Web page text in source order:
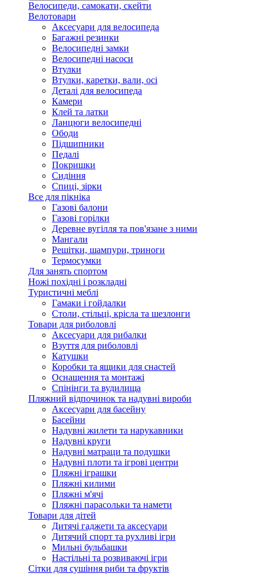
Велосипеди, самокати, скейти
Велотовари
Аксесуари для велосипеда
Багажні резинки
Велосипедні замки
Велосипедні насоси
Втулки
Втулки, каретки, вали, осі
Деталі для велосипеда
Камери
Клей та латки
Ланцюги велосипедні
Ободи
Підшипники
Педалі
Покришки
Сидіння
Спиці, зірки
Все для пікніка
Газові балони
Газові горілки
Деревне вугілля та пов'язане з ними
Мангали
Решітки, шампури, триноги
Термосумки
Для занять спортом
Ножі похідні і розкладні
Туристичні меблі
Гамаки і гойдалки
Столи, стільці, крісла та шезлонги
Товари для риболовлі
Аксесуари для рибалки
Взуття для риболовлі
Катушки
Коробки та ящики для снастей
Оснащення та монтажі
Спінінги та вудилища
Пляжний відпочинок та надувні вироби
Аксесуари для басейну
Басейни
Надувні жилети та нарукавники
Надувні круги
Надувні матраци та подушки
Надувні плоти та ігрові центри
Пляжні іграшки
Пляжні килими
Пляжні м'ячі
Пляжні парасольки та намети
Товари для дітей
Дитячі гаджети та аксесуари
Дитячий спорт та рухливі ігри
Мильні бульбашки
Настільні та розвиваючі ігри
Сітки для сушіння риби та фруктів